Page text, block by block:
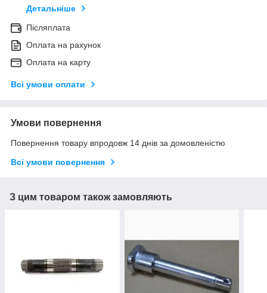
Детальніше
Післяплата
Оплата на рахунок
Оплата на карту
Всі умови оплати
Умови повернення
Повернення товару впродовж 14 днів за домовленістю
Всі умови повернення
З цим товаром також замовляють